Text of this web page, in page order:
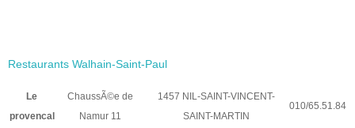
Restaurants Walhain-Saint-Paul
Le
provencal
ChaussÃ©e de
Namur 11
1457 NIL-SAINT-VINCENT-
SAINT-MARTIN
010/65.51.84